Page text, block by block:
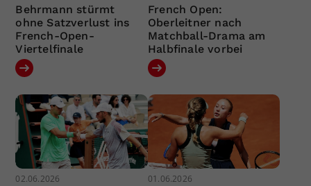
Behrmann stürmt
ohne Satzverlust ins
French-Open-
Viertelfinale
French Open:
Oberleitner nach
Matchball-Drama am
Halbfinale vorbei
02.06.2026 01.06.2026